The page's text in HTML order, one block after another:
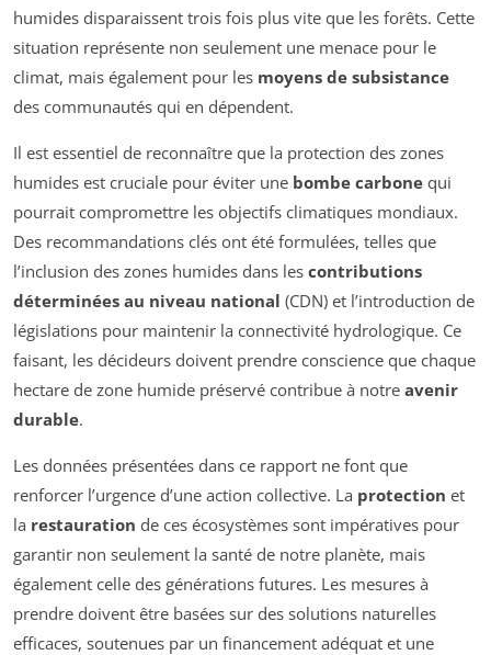
humides disparaissent trois fois plus vite que les forêts. Cette
situation représente non seulement une menace pour le
climat, mais également pour les moyens de subsistance
des communautés qui en dépendent.
Il est essentiel de reconnaître que la protection des zones
humides est cruciale pour éviter une bombe carbone qui
pourrait compromettre les objectifs climatiques mondiaux.
Des recommandations clés ont été formulées, telles que
l’inclusion des zones humides dans les contributions
déterminées au niveau national (CDN) et l’introduction de
législations pour maintenir la connectivité hydrologique. Ce
faisant, les décideurs doivent prendre conscience que chaque
hectare de zone humide préservé contribue à notre avenir
durable.
Les données présentées dans ce rapport ne font que
renforcer l’urgence d’une action collective. La protection et
la restauration de ces écosystèmes sont impératives pour
garantir non seulement la santé de notre planète, mais
également celle des générations futures. Les mesures à
prendre doivent être basées sur des solutions naturelles
efficaces, soutenues par un financement adéquat et une